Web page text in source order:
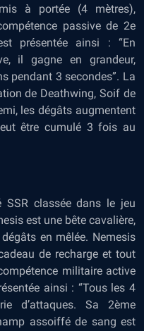
à portée (4 mètres),
passive de 2e
présentée ainsi : “En
il gagne en grandeur,
pendant 3 secondes”. La
de Deathwing, Soif de
les dégâts augmentent
être cumulé 3 fois au
SSR classée dans le jeu
est une bête cavalière,
en mêlée. Nemesis
de recharge et tout
militaire active
ainsi : “Tous les 4
d’attaques. Sa 2ème
assoiffé de sang est